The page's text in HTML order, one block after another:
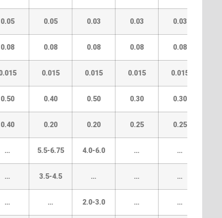
0.05 0.05 0.03 0.03 0.03
0.08 0.08 0.08 0.08 0.08
0.015 0.015 0.015 0.015
0.50 0.40 0.50 0.30 0.30
0.40 0.20 0.20 0.25 0.25
… 5.5-6.75 4.0-6.0 … …
… 3.5-4.5 … … …
… … 2.0-3.0 … …